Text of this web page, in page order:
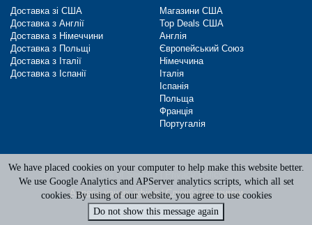
Доставка зі США
Доставка з Англії
Доставка з Німеччини
Доставка з Польщі
Доставка з Італії
Доставка з Іспанії
Магазини США
Top Deals США
Англія
Європейський Союз
Німеччина
Італія
Іспанія
Польща
Франція
Португалія
Terms of Service
Privacy Policy
Адреси наших офісів|Служба підтримки
We have placed cookies on your computer to help make this website better.
We use Google Analytics and APServer analytics scripts, which all set
cookies. By using of our website, you agree to use cookies
Do not show this message again